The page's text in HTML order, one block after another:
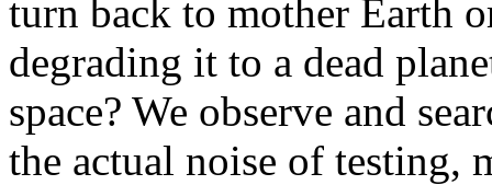
turn back to mother Earth
degrading it to a dead
space? We observe and
the actual noise of testing,